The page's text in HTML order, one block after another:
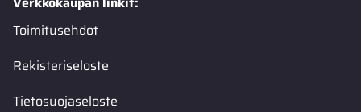
Toimitusehdot
Rekisteriseloste
Tietosuojaseloste